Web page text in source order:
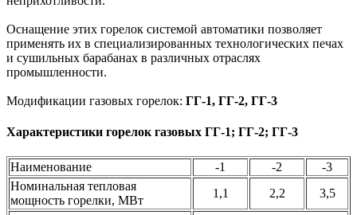
Оснащение этих горелок системой автоматики позволяет
применять их в специализированных технологических печах
и сушильных барабанах в различных отраслях
промышленности.
Модификации газовых горелок: ГГ-1, ГГ-2, ГГ-3
Характеристики горелок газовых ГГ-1; ГГ-2; ГГ-3
Наименование -1 -2
-3
Номинальная тепловая
мощность горелки, МВт
1,1 2,2
3,5